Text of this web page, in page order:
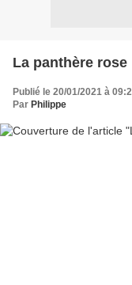
La panthère rose
Publié le 20/01/2021 à
Par Philippe